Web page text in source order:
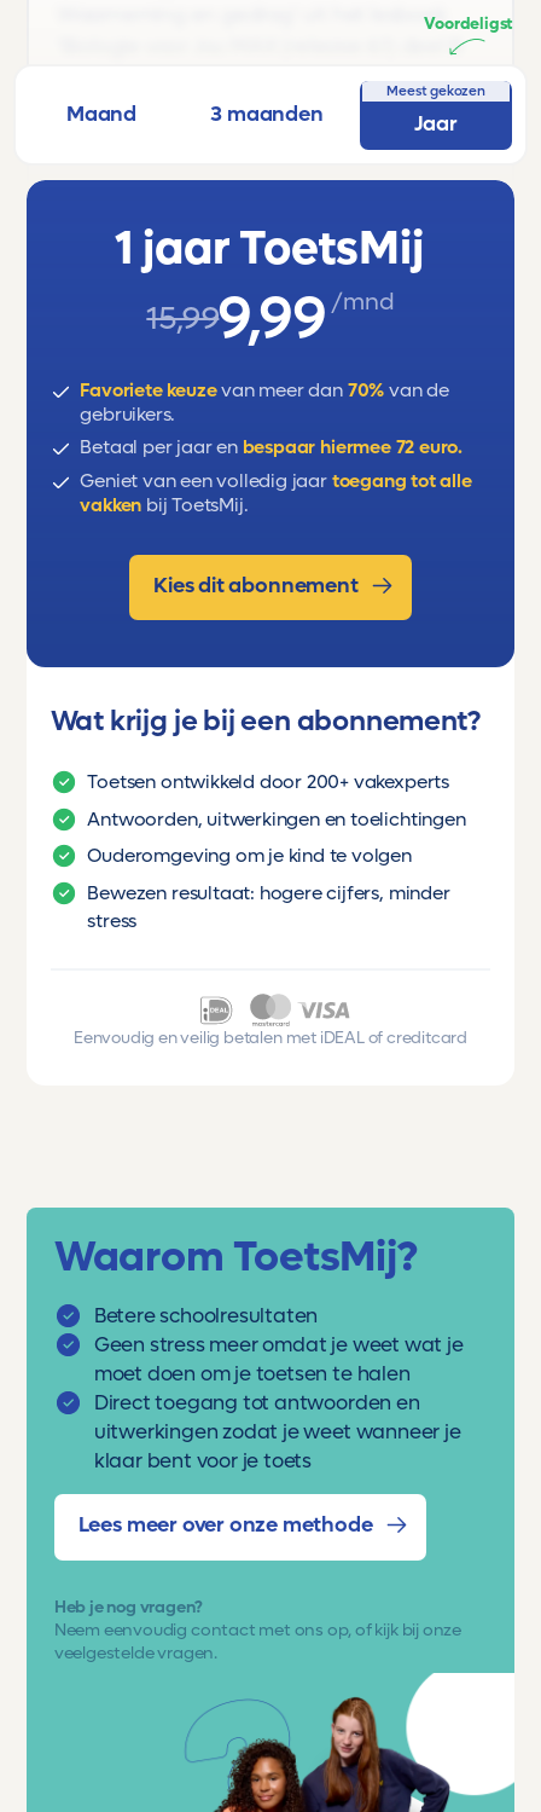
Waarneming en gedrag' uit het lesboek
'Biologie voor Jou MAX (release 6.1) deel B
|Havo |Klas 4 MAX' is voor leerlingen uit Klas
4 van Havo.
Maand 3 maanden
Meest gekozen
Jaar
Voordeligst
1 jaar ToetsMij
15,999,99 /mnd
Favoriete keuzevan meer dan 70% van de
gebruikers.
Betaal per jaar en bespaar hiermee 72 euro.
Geniet van een volledig jaar toegang tot alle
vakken bij ToetsMij.
Kies dit abonnement
Wat krijg je bij een abonnement?
Toetsen ontwikkeld door 200+ vakexperts
Antwoorden, uitwerkingen en toelichtingen
Ouderomgeving om je kind te volgen
Bewezen resultaat: hogere cijfers, minder
stress
Eenvoudig en veilig betalen met iDEAL of creditcard
Waarom ToetsMij?
Betere schoolresultaten
Geen stress meer omdat je weet wat je
moet doen om je toetsen te halen
Direct toegang tot antwoorden en
uitwerkingen zodat je weet wanneer je
klaar bent voor je toets
Lees meer over onze methode
Heb je nog vragen?
Neem eenvoudig contact met ons op, of kijk bij onze
veelgestelde vragen.